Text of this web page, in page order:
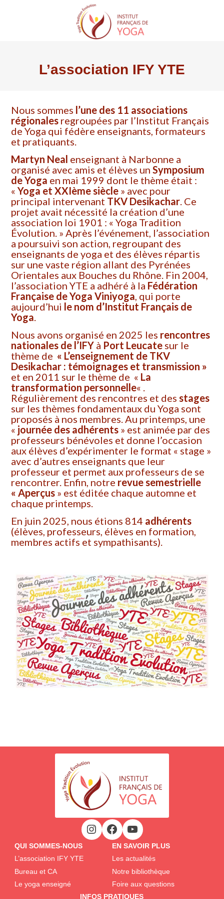
Qui sommes-nous
Bureau & CA
Les actualités
Adhérez à l’IFY YTE
Bibliographie
IFY National
Trouver un cours
Trouver un professeur
Trouver un séminaire
Trouver une formation
Formateurs agréés
L’association IFY YTE
Nous sommes l’une des 11 associations
régionales regroupées par l’Institut Français
de Yoga qui fédère enseignants, formateurs
et pratiquants.
Martyn Neal enseignant à Narbonne a
organisé avec amis et élèves unSymposium
de Yoga en mai 1999 dont le thème était :
«Yoga et XXIème siècle » avec pour
principal intervenant TKV Desikachar. Ce
projet avait nécessité la création d’une
association loi 1901 : « Yoga Tradition
Évolution. » Après l’événement, l’association
a poursuivi son action, regroupant des
enseignants de yoga et des élèves répartis
sur une vaste région allant des Pyrénées
Orientales aux Bouches du Rhône. Fin 2004,
l’association YTE a adhéré à la Fédération
Française de Yoga Viniyoga, qui porte
aujourd’hui le nom d’Institut Français de
Yoga.
Nous avons organisé en 2025 les rencontres
nationales de l’IFY à Port Leucate sur le
thème de « L’enseignement de TKV
Desikachar : témoignages et transmission »
et en 2011 sur le thème de « La
transformation personnelle« .
Régulièrement des rencontres et desstages
sur les thèmes fondamentaux du Yoga sont
proposés à nos membres. Au printemps, une
« journée des adhérents » est animée par des
professeurs bénévoles et donne l’occasion
aux élèves d’expérimenter le format « stage »
avec d’autres enseignants que leur
professeur et permet aux professeurs de se
rencontrer. Enfin, notre revue semestrielle
« Aperçus » est éditée chaque automne et
chaque printemps.
En juin 2025, nous étions 814 adhérents
(élèves, professeurs, élèves en formation,
membres actifs et sympathisants).
QUI SOMMES-NOUS
L’association IFY YTE
Bureau et CA
Le yoga enseigné
EN SAVOIR PLUS
Les actualités
Notre bibliothèque
Foire aux questions
INFOS PRATIQUES